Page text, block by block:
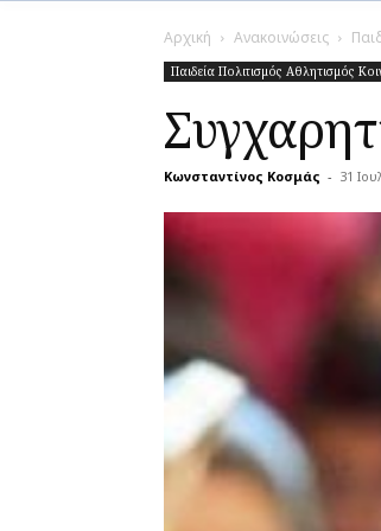
Αρχική Ανακοινώσεις
Παιδεία Πολιτισμός Αθλητισμός
Κωνσταντίνος Κοσμάς - 31